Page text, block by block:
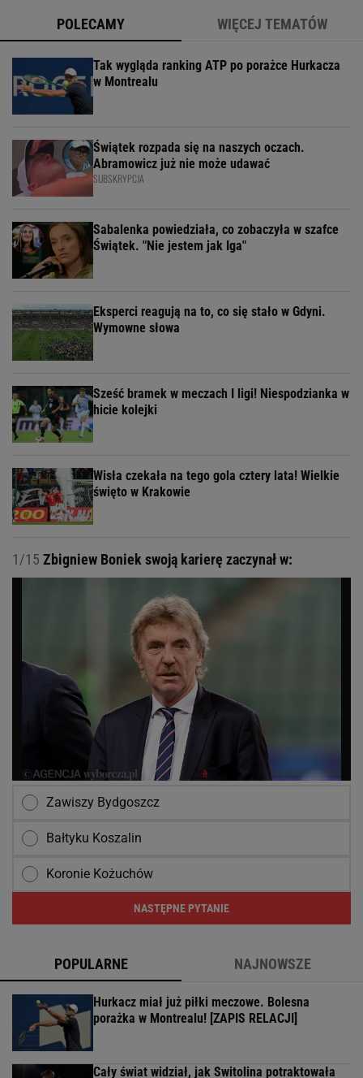
POLECAMY WIĘCEJ TEMATÓW
Tak wygląda ranking ATP po porażce Hurkacza
w Montrealu
Świątek rozpada się na naszych oczach.
Abramowicz już nie może udawać
SUBSKRYPCJA
Sabalenka powiedziała, co zobaczyła w szafce
Świątek. "Nie jestem jak Iga"
Eksperci reagują na to, co się stało w Gdyni.
Wymowne słowa
Sześć bramek w meczach I ligi! Niespodzianka w
hicie kolejki
Wisła czekała na tego gola cztery lata! Wielkie
święto w Krakowie
1/15 Zbigniew Boniek swoją karierę zaczynał w:
Zawiszy Bydgoszcz
Bałtyku Koszalin
Koronie Kożuchów
NASTĘPNE PYTANIE
POPULARNE NAJNOWSZE
Hurkacz miał już piłki meczowe. Bolesna
porażka w Montrealu! [ZAPIS RELACJI]
Cały świat widział, jak Switolina potraktowała